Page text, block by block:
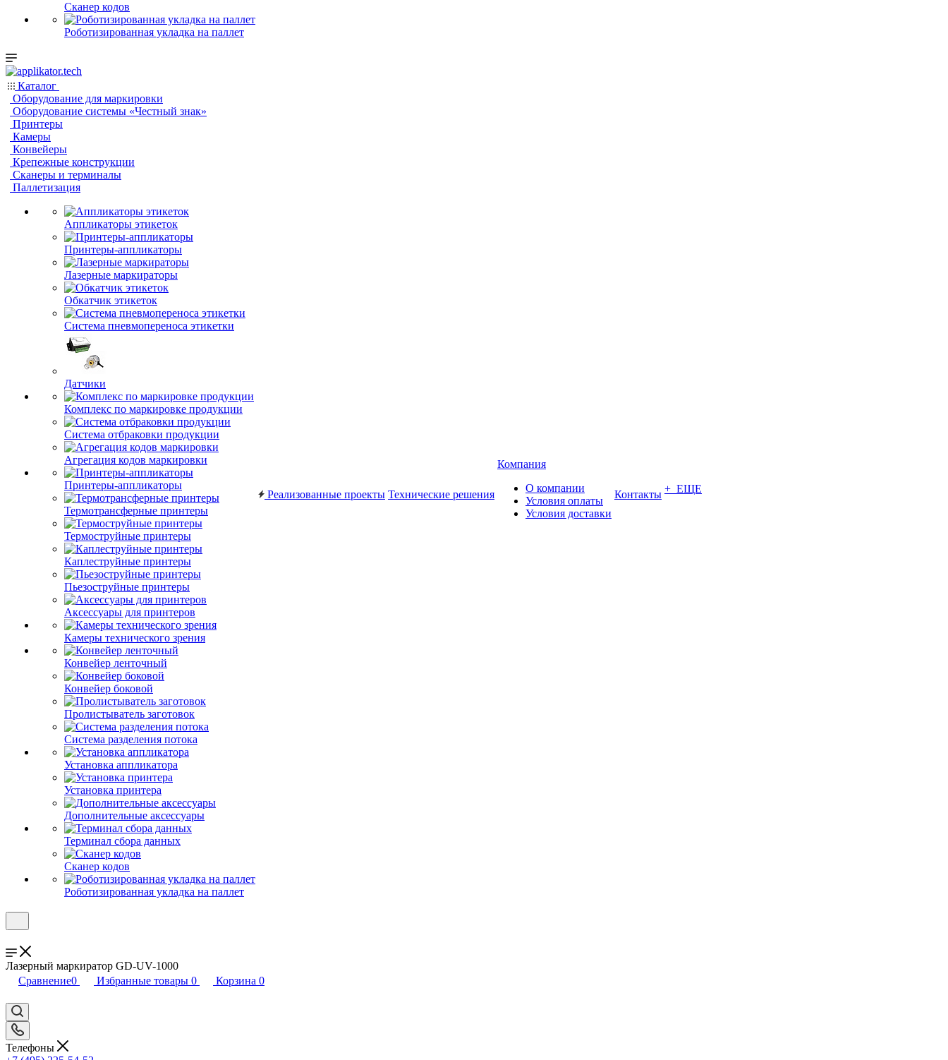
Сканер кодов
Роботизированная укладка на паллет
Каталог
Оборудование для маркировки
Оборудование системы «Честный знак»
Принтеры
Камеры
Конвейеры
Крепежные конструкции
Сканеры и терминалы
Паллетизация
Аппликаторы этикеток
Принтеры-аппликаторы
Лазерные маркираторы
Обкатчик этикеток
Система пневмопереноса этикетки
Датчики
Комплекс по маркировке продукции
Система отбраковки продукции
Агрегация кодов маркировки
Принтеры-аппликаторы
Термотрансферные принтеры
Термоструйные принтеры
Каплеструйные принтеры
Пьезоструйные принтеры
Аксессуары для принтеров
Камеры технического зрения
Конвейер ленточный
Конвейер боковой
Пролистыватель заготовок
Система разделения потока
Установка аппликатора
Установка принтера
Дополнительные аксессуары
Терминал сбора данных
Сканер кодов
Роботизированная укладка на паллет
Реализованные проекты Технические решения
Компания
О компании
Условия оплаты
Условия доставки
Контакты + ЕЩЕ
Лазерный маркиратор GD-UV-1000
Сравнение0 Избранные товары 0 Корзина 0
Телефоны